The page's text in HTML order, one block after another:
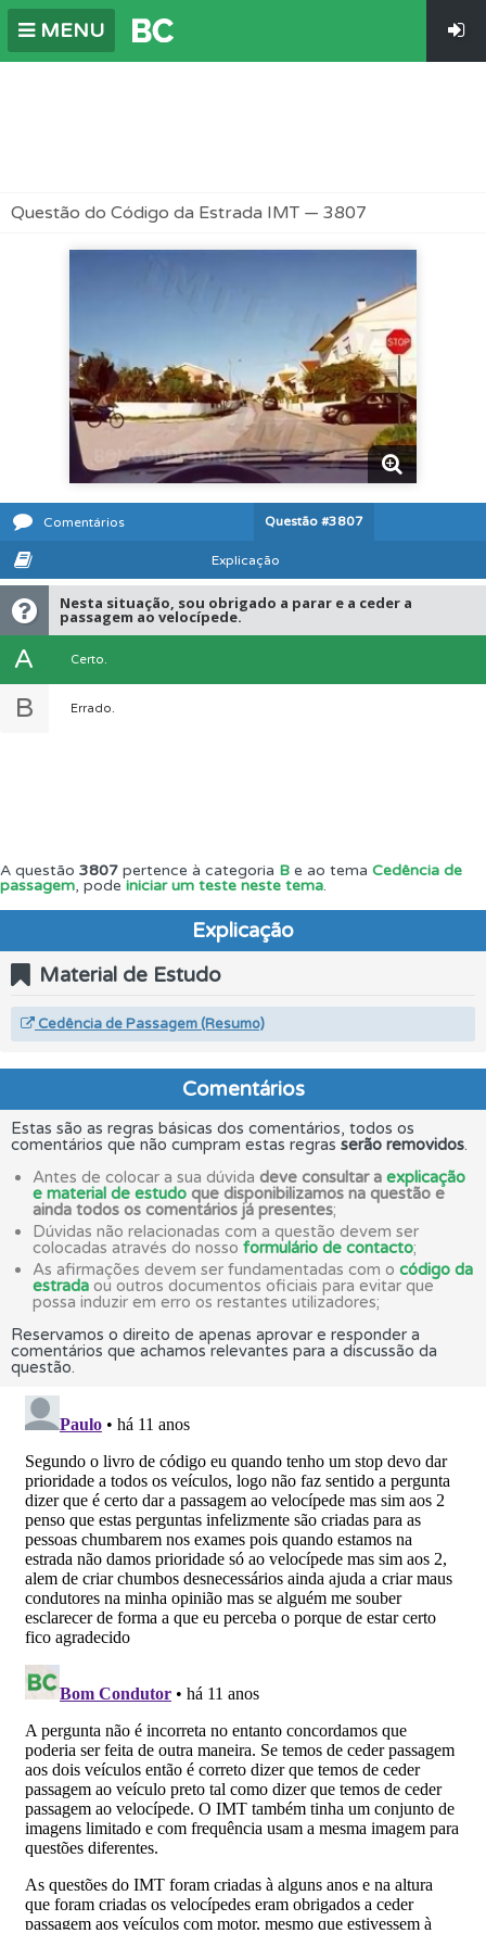
MENU
Questão do Código da Estrada IMT — 3807
Comentários Questão #3807
Explicação
Nesta situação, sou obrigado a parar e a ceder a
passagem ao velocípede.
A Certo.
B Errado.
A questão 3807 pertence à categoria B e ao tema Cedência de
passagem, pode iniciar um teste neste tema.
Explicação
Material de Estudo
Cedência de Passagem (Resumo)
Comentários
Estas são as regras básicas dos comentários, todos os
comentários que não cumpram estas regras serão removidos.
Antes de colocar a sua dúvida deve consultar a explicação
e material de estudo que disponibilizamos na questão e
ainda todos os comentários já presentes;
Dúvidas não relacionadas com a questão devem ser
colocadas através do nosso formulário de contacto;
As afirmações devem ser fundamentadas com o código da
estrada ou outros documentos oficiais para evitar que
possa induzir em erro os restantes utilizadores;
Reservamos o direito de apenas aprovar e responder a
comentários que achamos relevantes para a discussão da
questão.